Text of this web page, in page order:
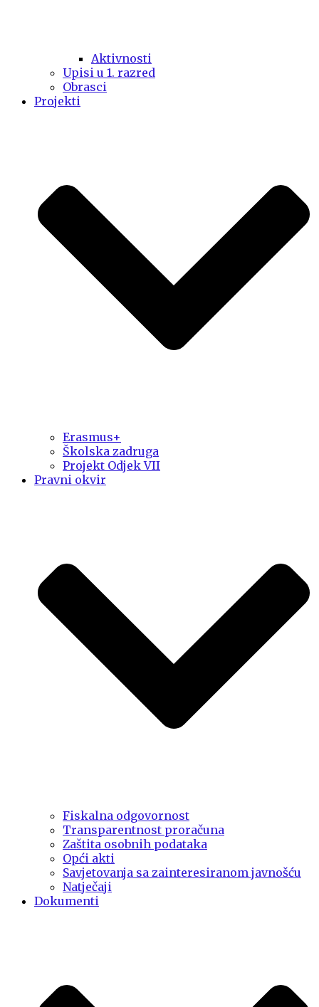
Aktivnosti
Upisi u 1. razred
Obrasci
Projekti
Erasmus+
Školska zadruga
Projekt Odjek VII
Pravni okvir
Fiskalna odgovornost
Transparentnost proračuna
Zaštita osobnih podataka
Opći akti
Savjetovanja sa zainteresiranom javnošću
Natječaji
Dokumenti